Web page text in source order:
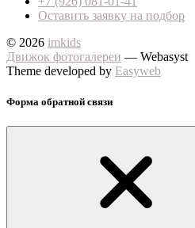
Оставить заявку на подбор
© 2026 imkids
Движок фотогалереи — Webasyst
Theme developed by Easyweb
Форма обратной связи